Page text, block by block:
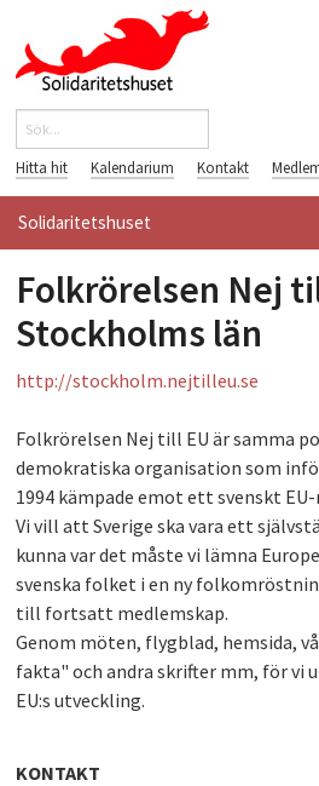
Hoppa till huvudinnehåll
Sökformulär
Hitta hit Kalendarium Kontakt
Solidaritetshuset
HEM
OM OSS
FÖRENINGAR
VÄRLDSBIBLIOTEKET
Folkrörelsen Nej
Stockholms län
http://stockholm.nejtilleu.se
Folkrörelsen Nej till EU är samma
demokratiska organisation som
1994 kämpade emot ett svenskt
Vi vill att Sverige ska vara ett
kunna var det måste vi lämna
svenska folket i en ny
till fortsatt medlemskap.
Genom möten, flygblad, hemsida,
fakta" och andra skrifter mm, för vi
EU:s utveckling.
KONTAKT